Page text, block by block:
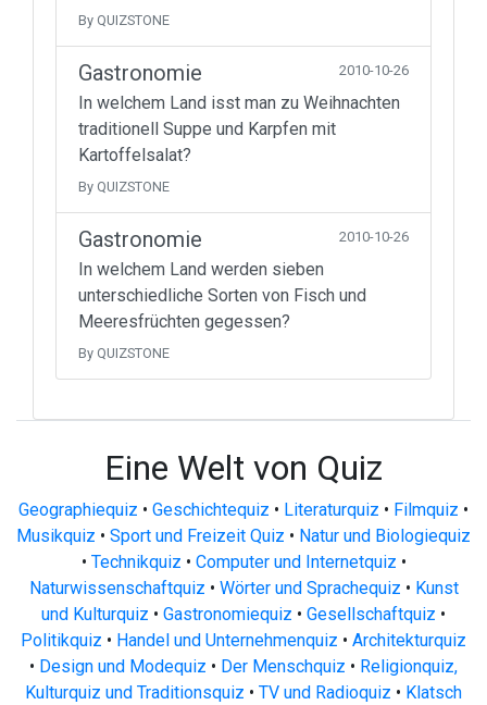
By QUIZSTONE
Gastronomie 2010-10-26
In welchem Land isst man zu Weihnachten
traditionell Suppe und Karpfen mit
Kartoffelsalat?
By QUIZSTONE
Gastronomie 2010-10-26
In welchem Land werden sieben
unterschiedliche Sorten von Fisch und
Meeresfrüchten gegessen?
By QUIZSTONE
Eine Welt von Quiz
Geographiequiz • Geschichtequiz • Literaturquiz • Filmquiz •
Musikquiz • Sport und Freizeit Quiz • Natur und Biologiequiz
• Technikquiz • Computer und Internetquiz •
Naturwissenschaftquiz • Wörter und Sprachequiz • Kunst
und Kulturquiz • Gastronomiequiz • Gesellschaftquiz •
Politikquiz • Handel und Unternehmenquiz • Architekturquiz
• Design und Modequiz • Der Menschquiz • Religionquiz,
Kulturquiz und Traditionsquiz • TV und Radioquiz • Klatsch